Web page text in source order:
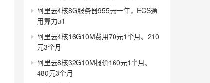
阿里云4核8G服务器955元一年，ECS通
用算力u1
阿里云4核16G10M费用70元1个月、210
元3个月
阿里云8核32G10M报价160元1个月、
480元3个月